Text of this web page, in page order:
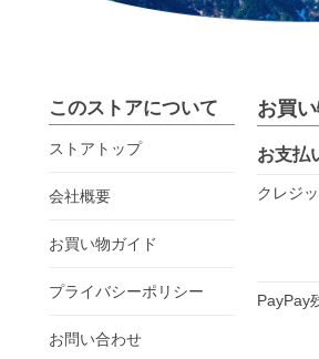
このストアについて
ストアトップ
会社概要
お買い物ガイド
プライバシーポリシー
お問い合わせ
お買
お支払
クレジ
PayPay